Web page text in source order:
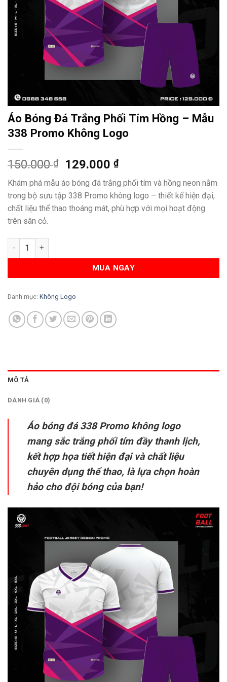
Áo Bóng Đá Trắng Phối Tím Hồng – Mẫu
338 Promo Không Logo
150.000₫
Giá
gốc
là:
150.000 ₫.
129.000₫Giá
hiện
tại
là:
129.000 ₫.
Khám phá mẫu áo bóng đá trắng phối tím và hồng neon nằm
trong bộ sưu tập 338 Promo không logo – thiết kế hiện đại,
chất liệu thể thao thoáng mát, phù hợp với mọi hoạt động
trên sân cỏ.
Áo Bóng Đá Trắng Phối Tím Hồng - Mẫu 338 Promo Không
MUA NGAY
Danh mục: Không Logo
MÔ TẢ
ĐÁNH GIÁ (0)
Áo bóng đá 338 Promo không logo
mang sắc trắng phối tím đầy thanh lịch,
kết hợp họa tiết hiện đại và chất liệu
chuyên dụng thể thao, là lựa chọn hoàn
hảo cho đội bóng của bạn!